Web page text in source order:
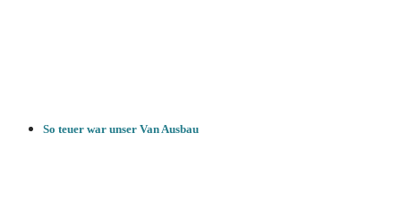
So teuer war unser Van Ausbau